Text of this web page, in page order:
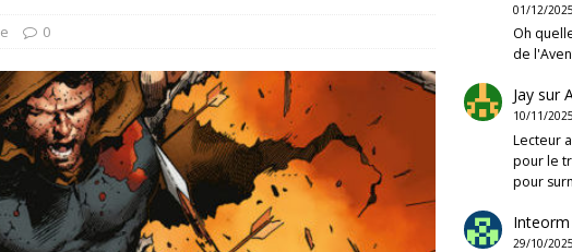
0
01/12/2025
Oh
de
Jay sur
10/11/2025
Lecteur
pour le
pour
Inteorm
29/10/2025